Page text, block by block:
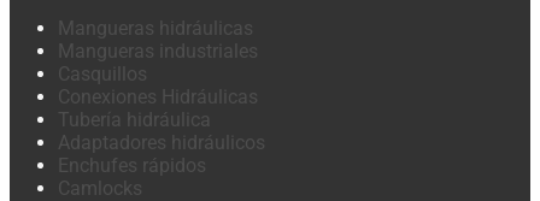
Mangueras hidráulicas
Mangueras industriales
Casquillos
Conexiones Hidráulicas
Tubería hidráulica
Adaptadores hidráulicos
Enchufes rápidos
Camlocks